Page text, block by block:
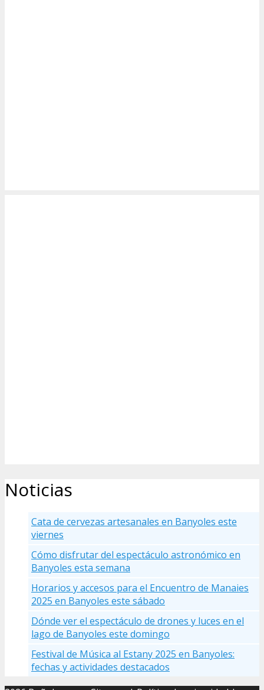
Noticias
Cata de cervezas artesanales en Banyoles este
viernes
Cómo disfrutar del espectáculo astronómico en
Banyoles esta semana
Horarios y accesos para el Encuentro de Manaies
2025 en Banyoles este sábado
Dónde ver el espectáculo de drones y luces en el
lago de Banyoles este domingo
Festival de Música al Estany 2025 en Banyoles:
fechas y actividades destacados